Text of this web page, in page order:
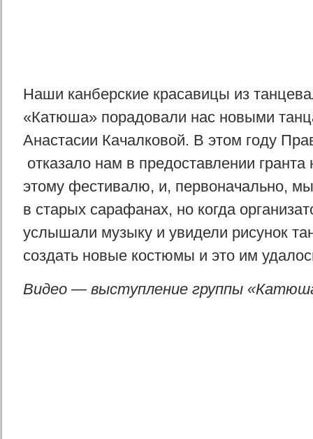
Наши канберские красавицы из
«Катюша» порадовали нас новыми
Анастасии Качалковой. В этом году
отказало нам в предоставлении гранта
этому фестивалю, и, первоначально,
в старых сарафанах, но когда
услышали музыку и увидели рисунок
создать новые костюмы и это им
Видео — выступление группы